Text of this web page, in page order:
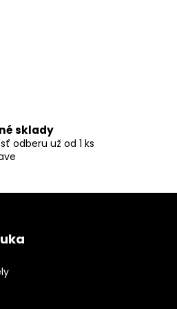
sklady
odberu už od 1 ks